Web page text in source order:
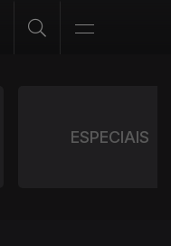
ESPECIAIS